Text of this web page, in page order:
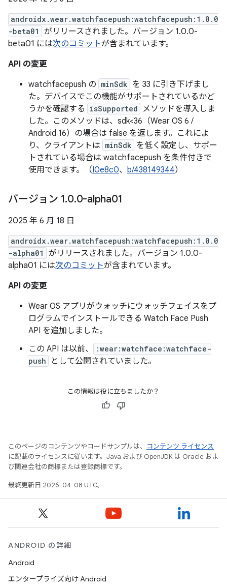
androidx.wear.watchfacepush:watchfacepush:1.0.0
-beta01
がリリースされました。バージョン 1.0.0-
beta01 には次のコミットが含まれています。
API の変更
watchfacepush の minSdk を 33 に引き下げまし
た。デバイスでこの機能がサポートされているかど
うかを確認する
isSupported
メソッドを導入しま
した。このメソッドは、sdk<36（Wear OS 6 /
Android 16）の場合は false を返します。これによ
り、クライアントは minSdk を低く設定し、サポー
トされている場合は watchfacepush を条件付きで
使用できます。（I0e8c0、 b/438149344）
バージョン 1.0.0-alpha01
2025 年 6 月 18 日
androidx.wear.watchfacepush:watchfacepush:1.0.0
-alpha01
がリリースされました。バージョン 1.0.0-
alpha01 には次のコミットが含まれています。
API の変更
Wear OS アプリがウォッチにウォッチフェイスをプ
ログラムでインストールできる Watch Face Push
API を追加しました。
この API は以前、
:wear:watchface:watchface-
push
として公開されていました。
この情報は役に立ちましたか？
このページのコンテンツやコードサンプルは、
コンテンツ ライセンス
に記載のライセンスに従います。Java および OpenJDK は Oracle およ
び関連会社の商標または登録商標です。
最終更新日 2026-04-08 UTC。
ANDROID の詳細
Android
エンタープライズ向け Android